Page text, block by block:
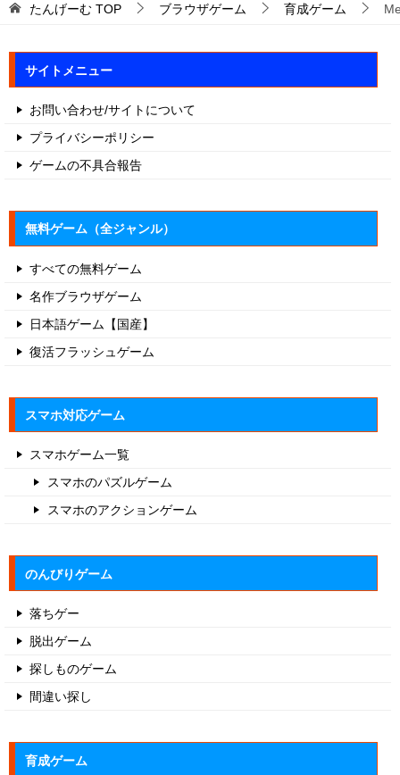
たんげーむ TOP ブラウザゲーム 育成ゲーム
サイトメニュー
お問い合わせ/サイトについて
プライバシーポリシー
ゲームの不具合報告
無料ゲーム（全ジャンル）
すべての無料ゲーム
名作ブラウザゲーム
日本語ゲーム【国産】
復活フラッシュゲーム
スマホ対応ゲーム
スマホゲーム一覧
スマホのパズルゲーム
スマホのアクションゲーム
のんびりゲーム
落ちゲー
脱出ゲーム
探しものゲーム
間違い探し
育成ゲーム